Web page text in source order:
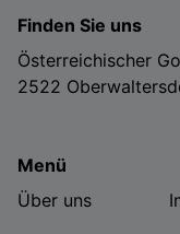
Finden Sie uns
Österreichischer
2522
Menü
Über uns